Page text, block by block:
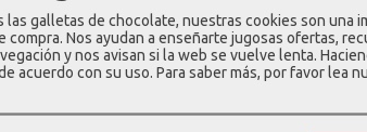
galletas de chocolate, nuestras cookies son una
Nos ayudan a enseñarte jugosas ofertas,
y nos avisan si la web se vuelve lenta.
acuerdo con su uso. Para saber más, por favor lea